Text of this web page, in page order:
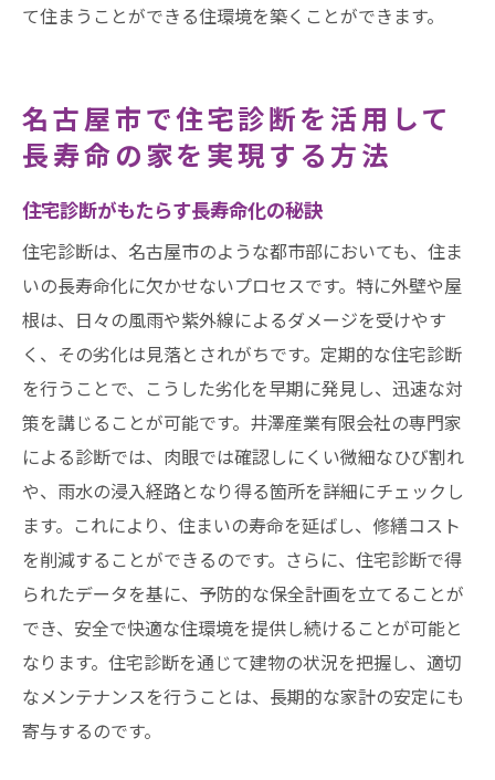
て住まうことができる住環境を築くことができます。
名古屋市で住宅診断を活用して
長寿命の家を実現する方法
住宅診断がもたらす長寿命化の秘訣
住宅診断は、名古屋市のような都市部においても、住ま
いの長寿命化に欠かせないプロセスです。特に外壁や屋
根は、日々の風雨や紫外線によるダメージを受けやす
く、その劣化は見落とされがちです。定期的な住宅診断
を行うことで、こうした劣化を早期に発見し、迅速な対
策を講じることが可能です。井澤産業有限会社の専門家
による診断では、肉眼では確認しにくい微細なひび割れ
や、雨水の浸入経路となり得る箇所を詳細にチェックし
ます。これにより、住まいの寿命を延ばし、修繕コスト
を削減することができるのです。さらに、住宅診断で得
られたデータを基に、予防的な保全計画を立てることが
でき、安全で快適な住環境を提供し続けることが可能と
なります。住宅診断を通じて建物の状況を把握し、適切
なメンテナンスを行うことは、長期的な家計の安定にも
寄与するのです。